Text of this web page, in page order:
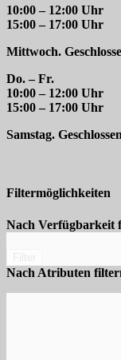
10:00 – 12:00 Uhr
15:00 – 17:00 Uhr
Mittwoch.
Do. – Fr.
10:00 – 12:00 Uhr
15:00 – 17:00 Uhr
Samstag. Geschlossen
Filtermöglichkeiten
Nach Verfügbarkeit
Nach Atributen